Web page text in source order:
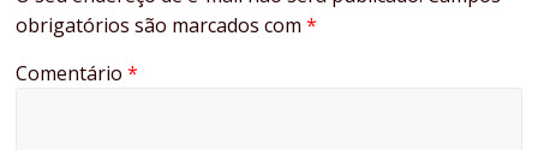
obrigatórios são marcados com*
Comentário*